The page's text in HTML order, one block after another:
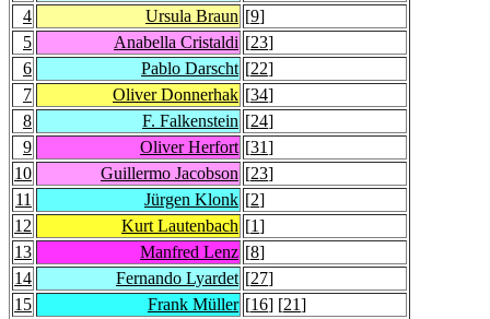
4
Ursula Braun [9]
5
Anabella Cristaldi [23]
6
Pablo Darscht [22]
7
Oliver Donnerhak [34]
8
F. Falkenstein [24]
9
Oliver Herfort [31]
10
Guillermo Jacobson [23]
11
Jürgen Klonk [2]
12
Kurt Lautenbach [1]
13
Manfred Lenz [8]
14
Fernando Lyardet [27]
15
Frank Müller [16] [21]